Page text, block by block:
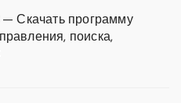
— Скачать программу
поиска,